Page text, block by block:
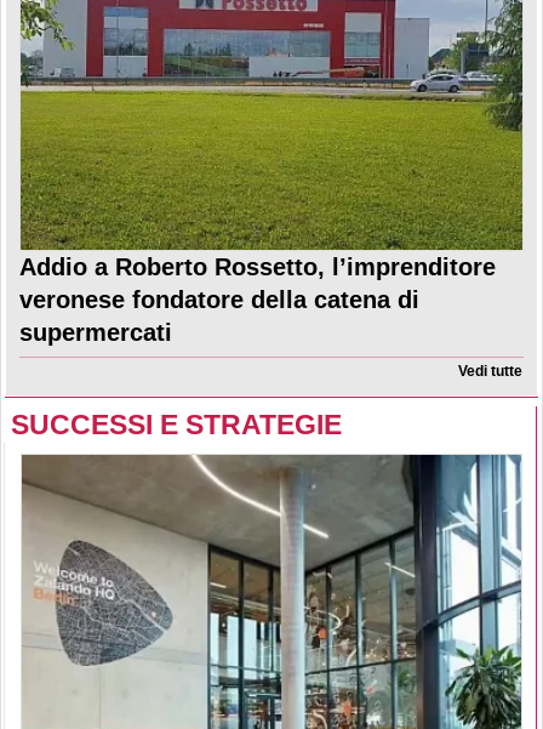
Addio a Roberto Rossetto, l’imprenditore
veronese fondatore della catena di
supermercati
Vedi tutte
SUCCESSI E STRATEGIE